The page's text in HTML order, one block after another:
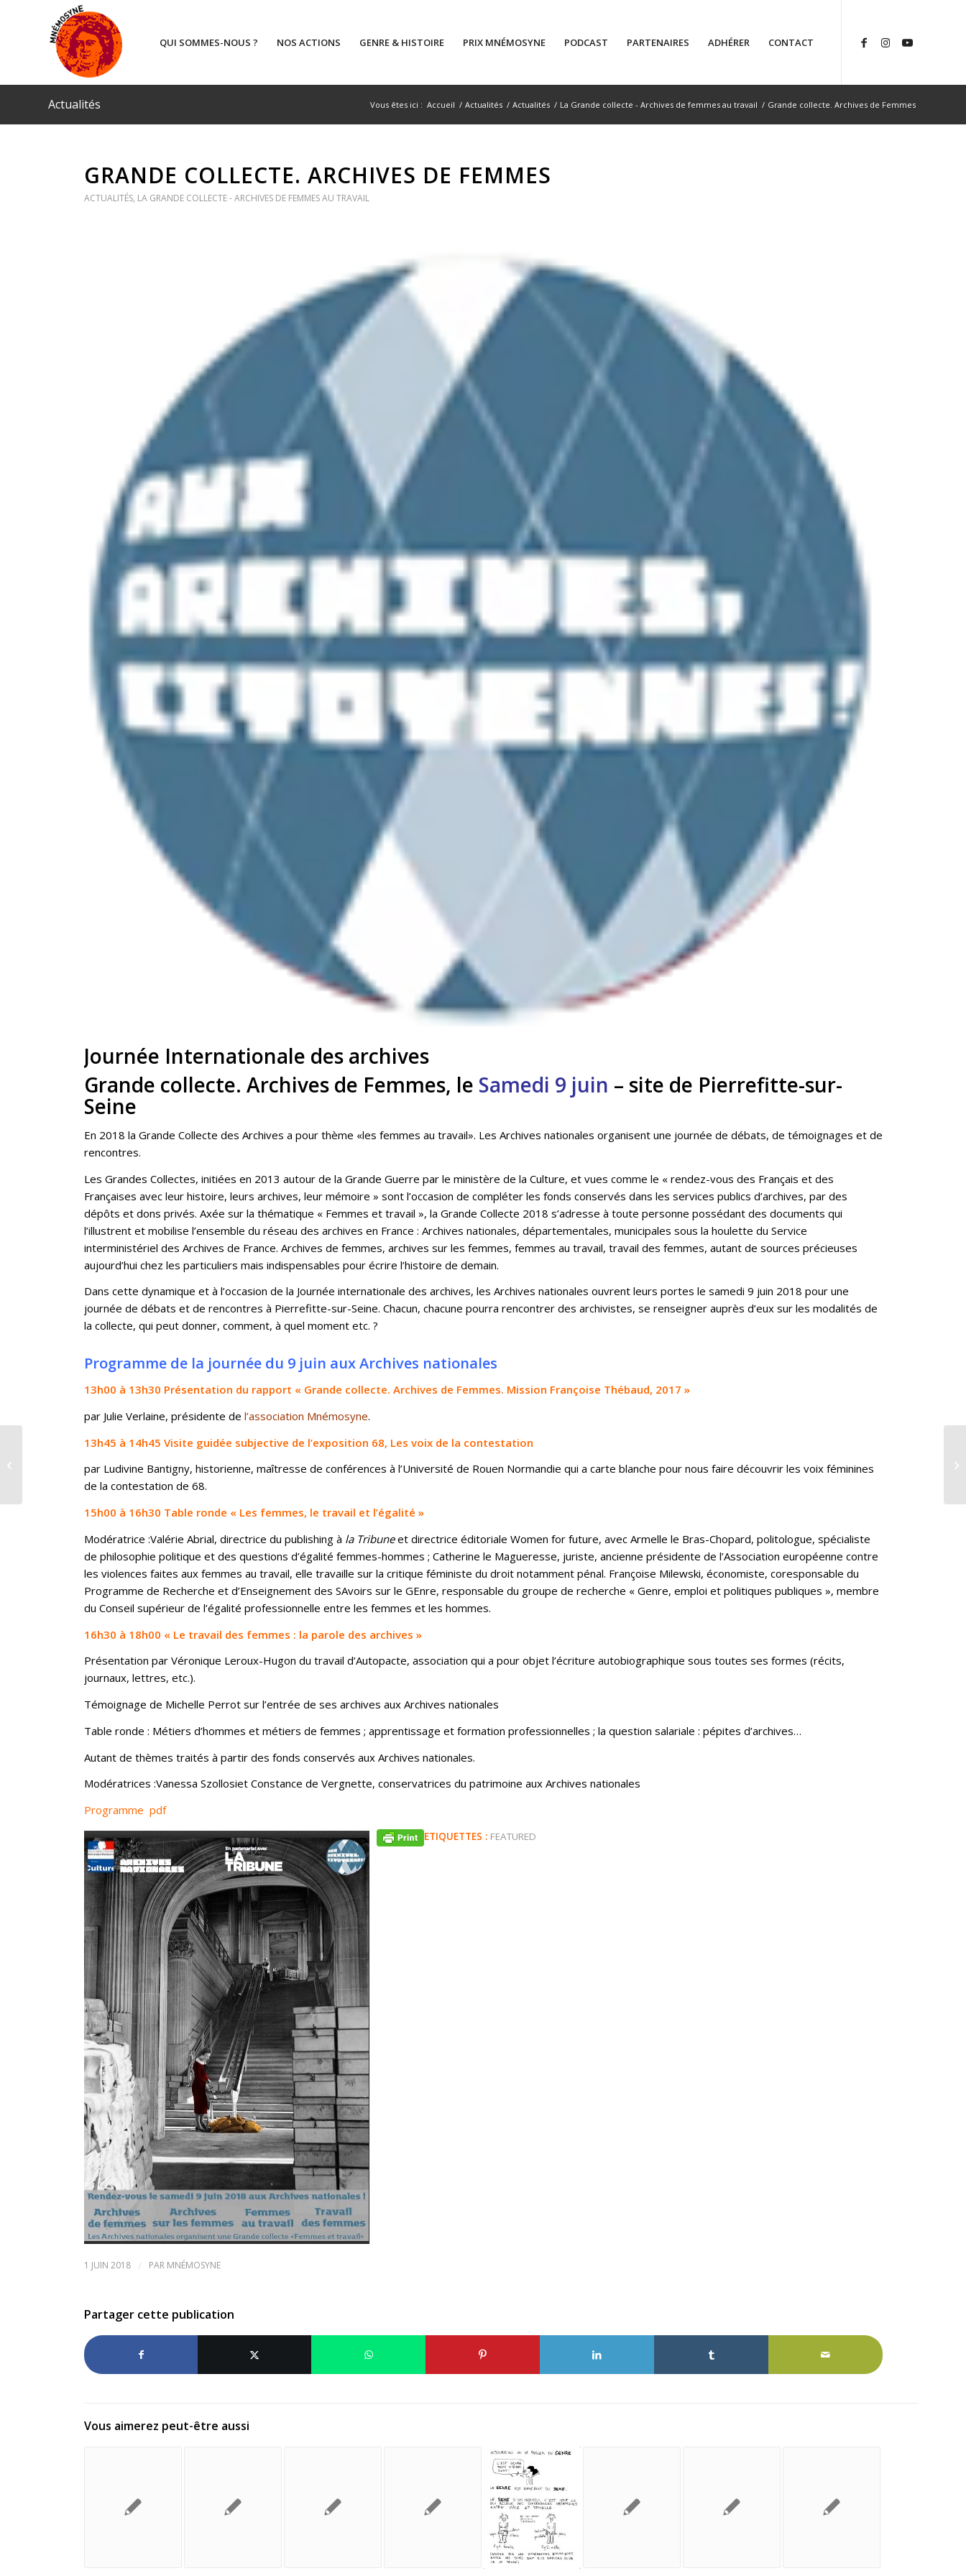
QUI SOMMES-NOUS ? NOS ACTIONS GENRE & HISTOIRE PRIX MNÉMOSYNE PODCAST PARTENAIRES ADHÉRER CONTACT
Actualités Vous êtes ici : Accueil / Actualités / Actualités / La Grande collecte - Archives de femmes au travail / Grande collecte. Archives de Femmes
GRANDE COLLECTE. ARCHIVES DE FEMMES
ACTUALITÉS, LA GRANDE COLLECTE - ARCHIVES DE FEMMES AU TRAVAIL
Journée Internationale des archives
Grande collecte. Archives de Femmes, le Samedi 9 juin – site de Pierrefitte-sur-
Seine
En 2018 la Grande Collecte des Archives a pour thème «les femmes au travail». Les Archives nationales organisent une journée de débats, de témoignages et de
rencontres.
Les Grandes Collectes, initiées en 2013 autour de la Grande Guerre par le ministère de la Culture, et vues comme le « rendez-vous des Français et des
Françaises avec leur histoire, leurs archives, leur mémoire » sont l’occasion de compléter les fonds conservés dans les services publics d’archives, par des
dépôts et dons privés. Axée sur la thématique « Femmes et travail », la Grande Collecte 2018 s’adresse à toute personne possédant des documents qui
l’illustrent et mobilise l’ensemble du réseau des archives en France : Archives nationales, départementales, municipales sous la houlette du Service
interministériel des Archives de France. Archives de femmes, archives sur les femmes, femmes au travail, travail des femmes, autant de sources précieuses
aujourd’hui chez les particuliers mais indispensables pour écrire l’histoire de demain.
Dans cette dynamique et à l’occasion de la Journée internationale des archives, les Archives nationales ouvrent leurs portes le samedi 9 juin 2018 pour une
journée de débats et de rencontres à Pierrefitte-sur-Seine. Chacun, chacune pourra rencontrer des archivistes, se renseigner auprès d’eux sur les modalités de
la collecte, qui peut donner, comment, à quel moment etc. ?
Programme de la journée du 9 juin aux Archives nationales
13h00 à 13h30 Présentation du rapport « Grande collecte. Archives de Femmes. Mission Françoise Thébaud, 2017 »
par Julie Verlaine, présidente de l’association Mnémosyne.
13h45 à 14h45 Visite guidée subjective de l’exposition 68, Les voix de la contestation
par Ludivine Bantigny, historienne, maîtresse de conférences à l’Université de Rouen Normandie qui a carte blanche pour nous faire découvrir les voix féminines
de la contestation de 68.
15h00 à 16h30 Table ronde « Les femmes, le travail et l’égalité »
Modératrice :Valérie Abrial, directrice du publishing à la Tribuneet directrice éditoriale Women for future, avec Armelle le Bras-Chopard, politologue, spécialiste
de philosophie politique et des questions d’égalité femmes-hommes ; Catherine le Magueresse, juriste, ancienne présidente de l’Association européenne contre
les violences faites aux femmes au travail, elle travaille sur la critique féministe du droit notamment pénal. Françoise Milewski, économiste, coresponsable du
Programme de Recherche et d’Enseignement des SAvoirs sur le GEnre, responsable du groupe de recherche « Genre, emploi et politiques publiques », membre
du Conseil supérieur de l’égalité professionnelle entre les femmes et les hommes.
16h30 à 18h00 « Le travail des femmes : la parole des archives »
Présentation par Véronique Leroux-Hugon du travail d’Autopacte, association qui a pour objet l’écriture autobiographique sous toutes ses formes (récits,
journaux, lettres, etc.).
Témoignage de Michelle Perrot sur l’entrée de ses archives aux Archives nationales
Table ronde : Métiers d’hommes et métiers de femmes ; apprentissage et formation professionnelles ; la question salariale : pépites d’archives…
Autant de thèmes traités à partir des fonds conservés aux Archives nationales.
Modératrices :Vanessa Szollosiet Constance de Vergnette, conservatrices du patrimoine aux Archives nationales
Programme pdf
1 JUIN 2018 / PAR MNÉMOSYNE
ETIQUETTES : FEATURED
Partager cette publication
Vous aimerez peut-être aussi
Recrutement d’un.e
l’axe Genre & Europe